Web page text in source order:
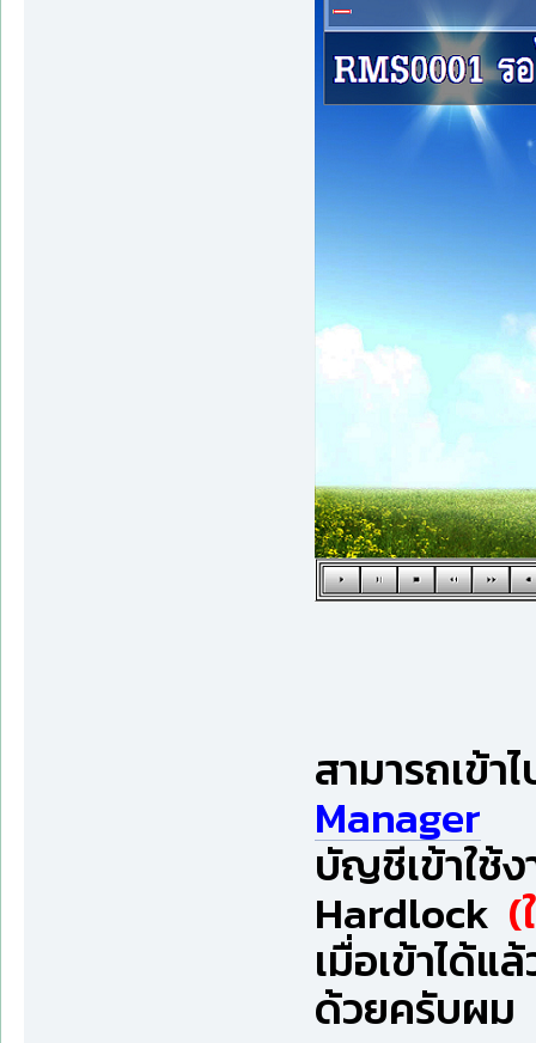
สามารถเข้า
Manager
บัญชีเข้าใช้
Hardlock
เมื่อเข้าได้แ
ด้วยครับผม